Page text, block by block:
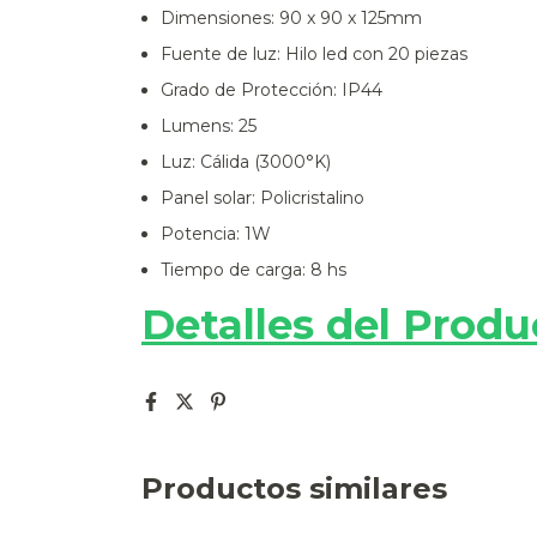
Dimensiones: 90 x 90 x 125mm
Fuente de luz: Hilo led con 20 piezas
Grado de Protección: IP44
Lumens: 25
Luz: Cálida (3000°K)
Panel solar: Policristalino
Potencia: 1W
Tiempo de carga: 8 hs
Detalles del
Productos similares